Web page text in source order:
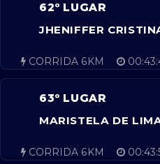
62º LUGAR
JHENIFFER
CORRIDA 6KM
63º LUGAR
MARISTELA DE
CORRIDA 6KM